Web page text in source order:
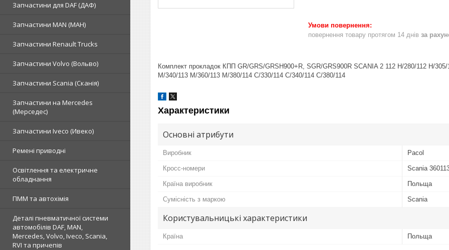
Запчастини для DAF (ДАФ)
Запчастини MAN (МАН)
Запчастини Renault Trucks
Запчастини Volvo (Вольво)
Запчастини Scania (Сканія)
Запчастини на Mercedes
(Мерседес)
Запчастини Iveco (Ивеко)
Ремені приводні
Освітлення та електричне
обладнання
ПММ та автохімія
Деталі пневматичної системи
автомобілів DAF, MAN,
Mercedes, Volvo, Iveco, Scania,
RVI та причепів
повернення товару протягом 14 днів за
Комплект прокладок КПП GR/GRS/GRSH900+R, SGR/GRS900R SCANIA 2 112 H/280/112 H/
M/340/113 M/360/113 M/380/114 C/330/114 C/340/114 C/380/114
Характеристики
Основні атрибути
Виробник Pacol
Кросс-номери Scania
Країна виробник Польща
Сумісність з маркою Scania
Користувальницькі характеристики
Країна Польща